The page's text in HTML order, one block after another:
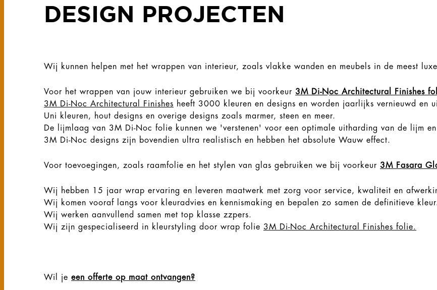
DESIGN PROJECTEN
Wij kunnen helpen met het wrappen van interieur, zoals vlakke wanden en meubels in de meest
Voor het wrappen van jouw interieur gebruiken we bij voorkeur 3M Di-Noc Architectural Finishes
3M Di-Noc Architectural Finishes heeft 3000 kleuren en designs en worden jaarlijks vernieuwd en
Uni kleuren, hout designs en overige designs zoals marmer, steen en meer.
De lijmlaag van 3M Di-Noc folie kunnen we 'verstenen' voor een optimale uitharding van de lijm
3M Di-Noc designs zijn bovendien ultra realistisch en hebben het absolute Wauw effect.
Voor toevoegingen, zoals raamfolie en het stylen van glas gebruiken we bij voorkeur 3M Fasara
Wij hebben 15 jaar wrap ervaring en leveren maatwerk met zorg voor service, kwaliteit en
Wij komen vooraf langs voor kleuradvies en kennismaking en bepalen zo samen de definitieve
Wij werken aanvullend samen met top klasse zzpers.
Wij zijn gespecialiseerd in kleurstyling door wrap folie 3M Di-Noc Architectural Finishes folie.
Wil je een offerte op maat ontvangen?